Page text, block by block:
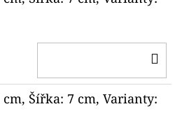
cm, Šířka: 7 cm, Varianty: